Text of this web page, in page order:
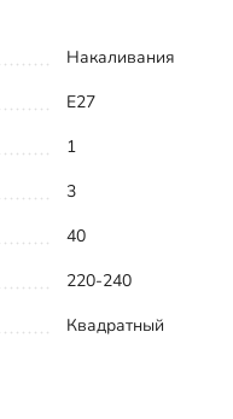
Накаливания
E27
1
3
40
220-240
Квадратный